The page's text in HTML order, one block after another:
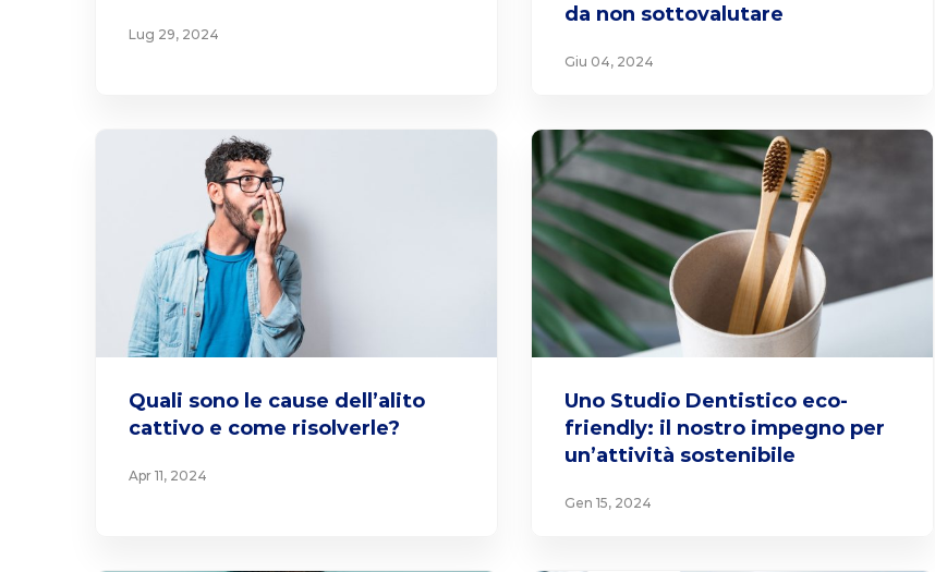
Lug 29, 2024
da non sottovalutare
Giu 04, 2024
Quali sono le cause dell’alito
cattivo e come risolverle?
Apr 11, 2024
Uno Studio Dentistico eco-
friendly: il nostro impegno per
un’attività sostenibile
Gen 15, 2024